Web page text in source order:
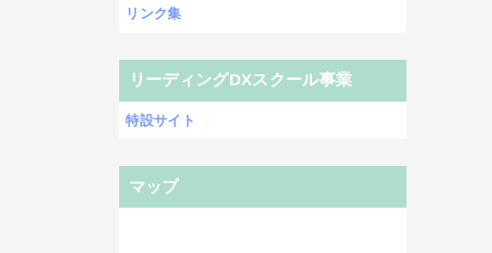
リンク集
リーディングDXスクール事業
特設サイト
マップ